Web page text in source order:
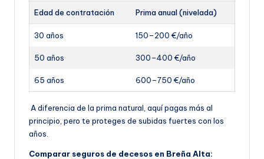
Edad de contratación Prima anual (nivelada)
30 años 150–200 €/año
50 años 300–400 €/año
65 años 600–750 €/año
A diferencia de la prima natural, aquí pagas más al
principio, pero te proteges de subidas fuertes con los
años.
Comparar seguros de decesos en Breña Alta: